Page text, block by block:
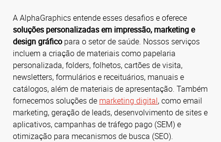
A AlphaGraphics entende esses desafios e oferece
soluções personalizadas em impressão, marketing e
design gráfico para o setor de saúde. Nossos serviços
incluem a criação de materiais como papelaria
personalizada, folders, folhetos, cartões de visita,
newsletters, formulários e receituários, manuais e
catálogos, além de materiais de apresentação. Também
fornecemos soluções de marketing digital, como email
marketing, geração de leads, desenvolvimento de sites e
aplicativos, campanhas de tráfego pago (SEM) e
otimização para mecanismos de busca (SEO).